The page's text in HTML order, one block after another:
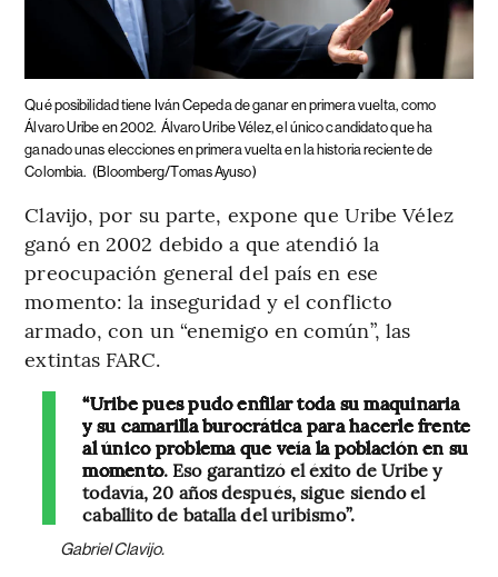
Qué posibilidad tiene Iván Cepeda de ganar en primera vuelta, como
Álvaro Uribe en 2002. Álvaro Uribe Vélez, el único candidato que ha
ganado unas elecciones en primera vuelta en la historia reciente de
Colombia. (Bloomberg/Tomas Ayuso)
Clavijo, por su parte, expone que Uribe Vélez
ganó en 2002 debido a que atendió la
preocupación general del país en ese
momento: la inseguridad y el conflicto
armado, con un “enemigo en común”, las
extintas FARC.
“Uribe pues pudo enfilar toda su maquinaria
y su camarilla burocrática para hacerle frente
al único problema que veía la población en su
momento. Eso garantizó el éxito de Uribe y
todavía, 20 años después, sigue siendo el
caballito de batalla del uribismo”.
Gabriel Clavijo.